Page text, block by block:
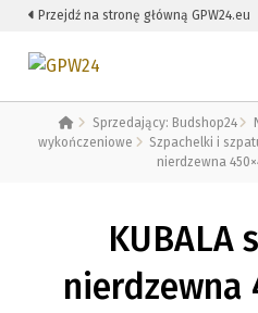
Przejdź na stronę główną GPW24.eu
Sprzedający: Budshop24
wykończeniowe
Szpachelki i
nierdzewna
KUBALA
nierdzewna